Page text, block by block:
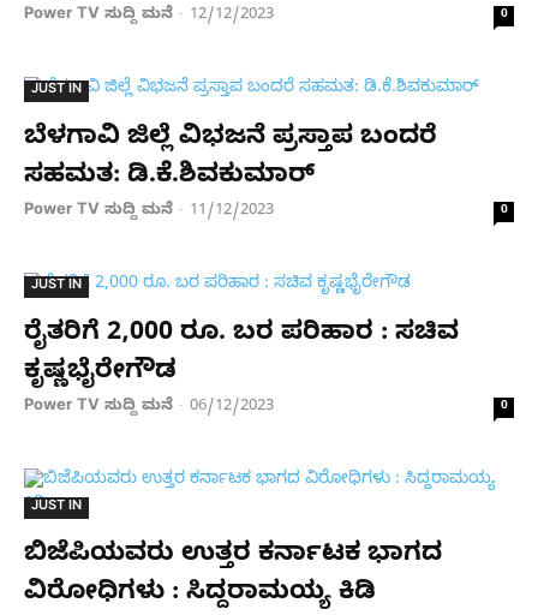
Power TV ಸುದ್ದಿ ಮನೆ - 12/12/2023 0
JUST IN
ಬೆಳಗಾವಿ ಜಿಲ್ಲೆ ವಿಭಜನೆ ಪ್ರಸ್ತಾಪ ಬಂದರೆ
ಸಹಮತ: ಡಿ.ಕೆ.ಶಿವಕುಮಾ‌ರ್
Power TV ಸುದ್ದಿ ಮನೆ - 11/12/2023 0
JUST IN
ರೈತರಿಗೆ 2,000 ರೂ. ಬರ ಪರಿಹಾರ : ಸಚಿವ
ಕೃಷ್ಣಭೈರೇಗೌಡ
Power TV ಸುದ್ದಿ ಮನೆ - 06/12/2023 0
JUST IN
ಬಿಜೆಪಿಯವರು ಉತ್ತರ ಕರ್ನಾಟಕ ಭಾಗದ
ವಿರೋಧಿಗಳು : ಸಿದ್ದರಾಮಯ್ಯ ಕಿಡಿ